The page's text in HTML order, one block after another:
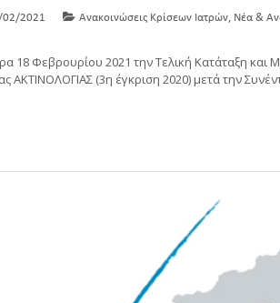
02/2021 Ανακοινώσεις Κρίσεων Ιατρών, Νέα &
18 Φεβρουρίου 2021 την Τελική Κατάταξη
ΑΚΤΙΝΟΛΟΓΙΑΣ (3η έγκριση 2020) μετά την